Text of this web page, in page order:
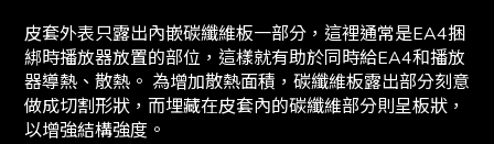
皮套外表只露出內嵌碳纖維板一部分，這裡通常是EA4捆
綁時播放器放置的部位，這樣就有助於同時給EA4和播放
器導熱、散熱。 為增加散熱面積，碳纖維板露出部分刻意
做成切割形狀，而埋藏在皮套內的碳纖維部分則呈板狀，
以增強結構強度。